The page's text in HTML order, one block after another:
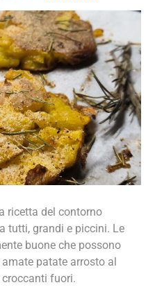
ricetta del contorno
tutti, grandi e piccini. Le
buone che possono
patate arrosto al
fuori.